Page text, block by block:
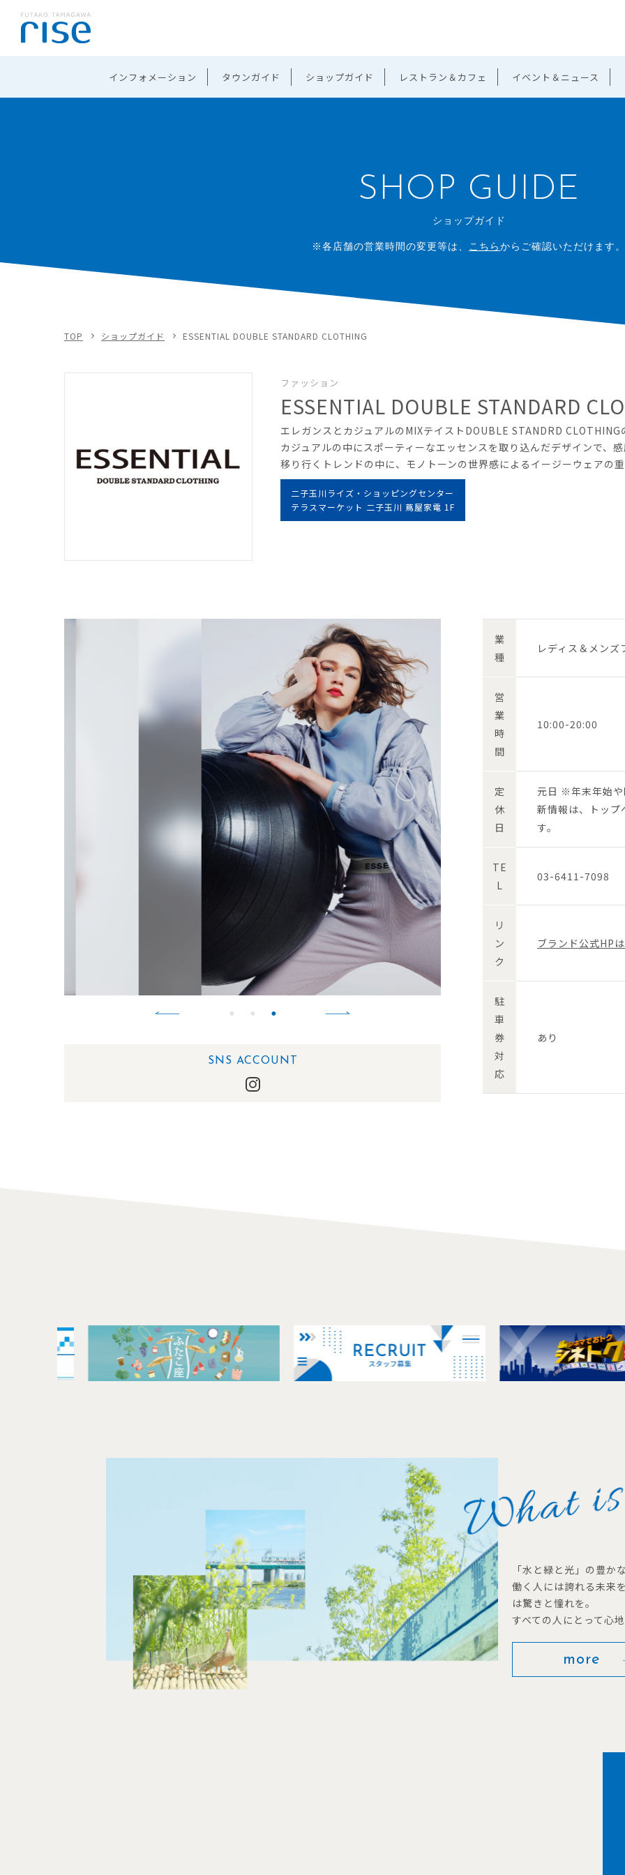
インフォメーション タウンガイド ショップガイド レストラン＆カフェ イベント＆ニュース
SHOP GUIDE
ショップガイド
※各店舗の営業時間の変更等は、 こちら からご確認いただけます。
TOP ショップガイド ESSENTIAL DOUBLE STANDARD CLOTHING
ファッション
ESSENTIAL DOUBLE STANDARD
エレガンスとカジュアルのMIXテイストDOUBLE STANDRD
カジュアルの中にスポーティーなエッセンスを取り込んだデザインで、
移り行くトレンドの中に、モノトーンの世界感によるイージーウェアの
二子玉川ライズ・ショッピングセンター
テラスマーケット 二子玉川 蔦屋家電 1F
業
種
レディス＆メン
営
業
時
間
10:00-20:00
定
休
日
元日 ※年末年始や
新情報は、トップ
す。
TE
L
03-6411-7098
リ
ン
ク
ブランド公式HP
駐
車
券
対
応
あり
SNS ACCOUNT
「水と緑と光」の豊
働く人には誇れる未来
は驚きと憧れを。
すべての人にとって心
more